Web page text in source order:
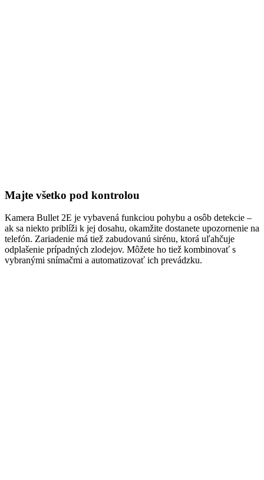
Majte všetko pod kontrolou
Kamera Bullet 2E je vybavená funkciou pohybu a osôb detekcie –
ak sa niekto priblíži k jej dosahu, okamžite dostanete upozornenie na
telefón. Zariadenie má tiež zabudovanú sirénu, ktorá uľahčuje
odplašenie prípadných zlodejov. Môžete ho tiež kombinovať s
vybranými snímačmi a automatizovať ich prevádzku.